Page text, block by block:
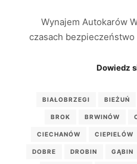
Wynajem Autokarów
czasach
Dowiedz
BIAŁOBRZEGI BIEŻUŃ
BROK BRWINÓW
CIECHANÓW CIEPIELÓW
DOBRE DROBIN GĄBIN